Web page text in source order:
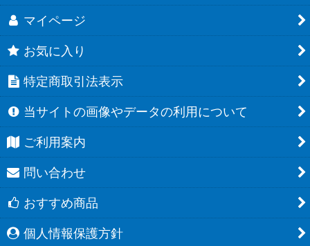
マイページ
お気に入り
特定商取引法表示
当サイトの画像やデータの利用について
ご利用案内
問い合わせ
おすすめ商品
個人情報保護方針